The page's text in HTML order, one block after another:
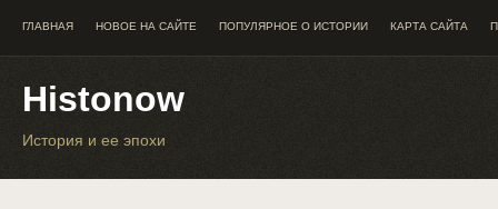
ГЛАВНАЯ НОВОЕ НА САЙТЕ ПОПУЛЯРНОЕ О ИСТОРИИ КАРТА САЙТА
Histonow
История и ее эпохи